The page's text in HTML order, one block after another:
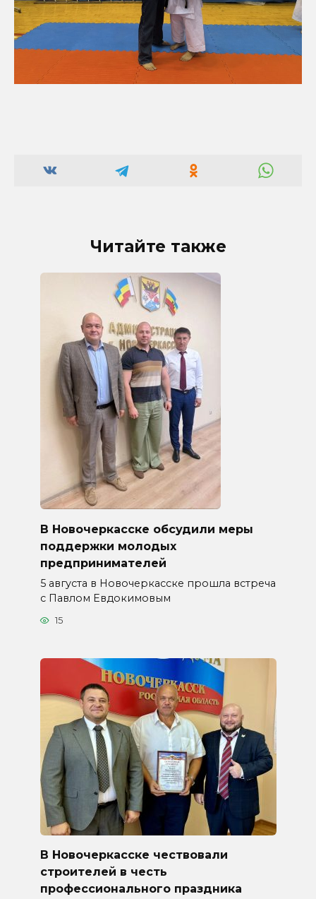
Читайте также
В Новочеркасске обсудили меры
поддержки молодых
предпринимателей
5 августа в Новочеркасске прошла встреча
с Павлом Евдокимовым
15
В Новочеркасске чествовали
строителей в честь
профессионального праздника